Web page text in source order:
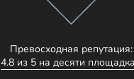
Превосходная репутация:
4.8 из 5 на десяти